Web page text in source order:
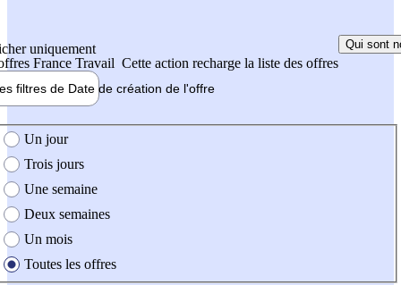
uniquement
France Travail Cette action recharge la liste des offres
Qui sont
filtres de Date de création de l'offre
création de l'offre
Un jour
Trois jours
Une semaine
Deux semaines
Un mois
Toutes les offres